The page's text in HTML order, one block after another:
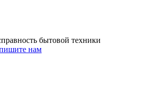
бытовой техники
нам